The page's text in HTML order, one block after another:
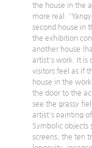
the house in the
more real.
second house in
the exhibition
another house
artist's work. It is
visitors feel as if
house in the
the door to the
see the grassy
artist's painting of
Symbolic objects
screens, the ten